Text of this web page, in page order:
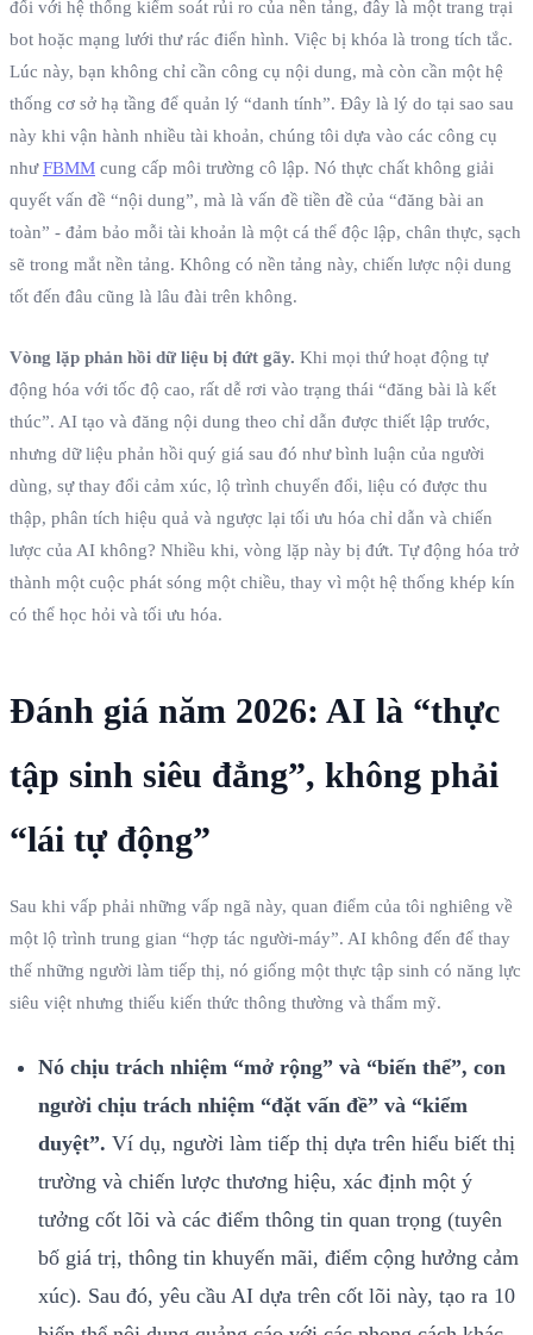
đối với hệ thống kiểm soát rủi ro của nền tảng, đây là một trang trại
bot hoặc mạng lưới thư rác điển hình. Việc bị khóa là trong tích tắc.
Lúc này, bạn không chỉ cần công cụ nội dung, mà còn cần một hệ
thống cơ sở hạ tầng để quản lý “danh tính”. Đây là lý do tại sao sau
này khi vận hành nhiều tài khoản, chúng tôi dựa vào các công cụ
nhưFBMM cung cấp môi trường cô lập. Nó thực chất không giải
quyết vấn đề “nội dung”, mà là vấn đề tiền đề của “đăng bài an
toàn” - đảm bảo mỗi tài khoản là một cá thể độc lập, chân thực, sạch
sẽ trong mắt nền tảng. Không có nền tảng này, chiến lược nội dung
tốt đến đâu cũng là lâu đài trên không.
Vòng lặp phản hồi dữ liệu bị đứt gãy. Khi mọi thứ hoạt động tự
động hóa với tốc độ cao, rất dễ rơi vào trạng thái “đăng bài là kết
thúc”. AI tạo và đăng nội dung theo chỉ dẫn được thiết lập trước,
nhưng dữ liệu phản hồi quý giá sau đó như bình luận của người
dùng, sự thay đổi cảm xúc, lộ trình chuyển đổi, liệu có được thu
thập, phân tích hiệu quả và ngược lại tối ưu hóa chỉ dẫn và chiến
lược của AI không? Nhiều khi, vòng lặp này bị đứt. Tự động hóa trở
thành một cuộc phát sóng một chiều, thay vì một hệ thống khép kín
có thể học hỏi và tối ưu hóa.
Đánh giá năm 2026: AI là “thực
tập sinh siêu đẳng”, không phải
“lái tự động”
Sau khi vấp phải những vấp ngã này, quan điểm của tôi nghiêng về
một lộ trình trung gian “hợp tác người-máy”. AI không đến để thay
thế những người làm tiếp thị, nó giống một thực tập sinh có năng lực
siêu việt nhưng thiếu kiến thức thông thường và thẩm mỹ.
Nó chịu trách nhiệm “mở rộng” và “biến thể”, con
người chịu trách nhiệm “đặt vấn đề” và “kiểm
duyệt”. Ví dụ, người làm tiếp thị dựa trên hiểu biết thị
trường và chiến lược thương hiệu, xác định một ý
tưởng cốt lõi và các điểm thông tin quan trọng (tuyên
bố giá trị, thông tin khuyến mãi, điểm cộng hưởng cảm
xúc). Sau đó, yêu cầu AI dựa trên cốt lõi này, tạo ra 10